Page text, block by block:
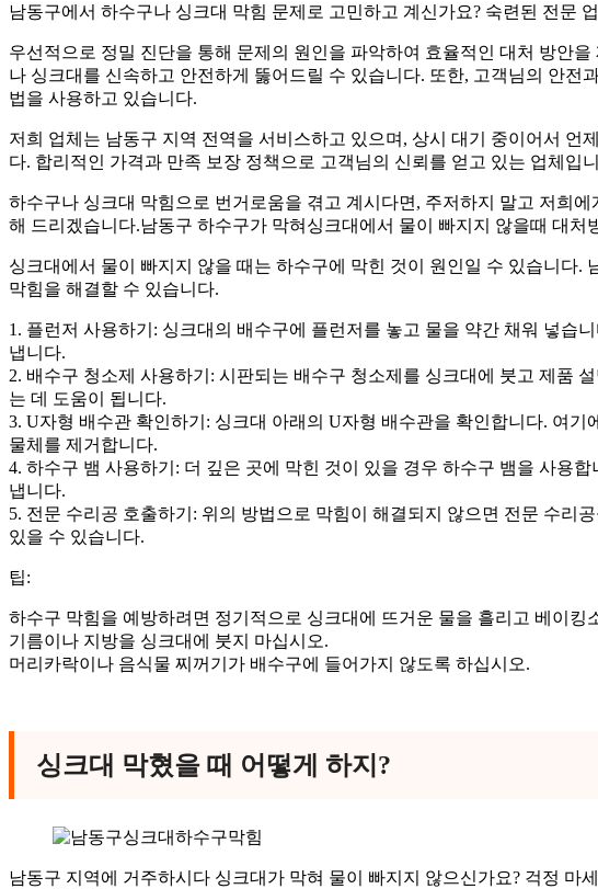
남동구에서 하수구나 싱크대 막힘 문제로 고민하고 계신가요? 숙련된 전문
우선적으로 정밀 진단을 통해 문제의 원인을 파악하여 효율적인 대처 방안
나 싱크대를 신속하고 안전하게 뚫어드릴 수 있습니다. 또한, 고객님의 안전
법을 사용하고 있습니다.
저희 업체는 남동구 지역 전역을 서비스하고 있으며, 상시 대기 중이어서 언
다. 합리적인 가격과 만족 보장 정책으로 고객님의 신뢰를 얻고 있는 업체입
하수구나 싱크대 막힘으로 번거로움을 겪고 계시다면, 주저하지 말고 저희
해 드리겠습니다.남동구 하수구가 막혀싱크대에서 물이 빠지지 않을때 대처
싱크대에서 물이 빠지지 않을 때는 하수구에 막힌 것이 원인일 수 있습니다.
막힘을 해결할 수 있습니다.
1. 플런저 사용하기: 싱크대의 배수구에 플런저를 놓고 물을 약간 채워 넣습
냅니다.
2. 배수구 청소제 사용하기: 시판되는 배수구 청소제를 싱크대에 붓고 제품
는 데 도움이 됩니다.
3. U자형 배수관 확인하기: 싱크대 아래의 U자형 배수관을 확인합니다. 여기
물체를 제거합니다.
4. 하수구 뱀 사용하기: 더 깊은 곳에 막힌 것이 있을 경우 하수구 뱀을 사용
냅니다.
5. 전문 수리공 호출하기: 위의 방법으로 막힘이 해결되지 않으면 전문 수리
있을 수 있습니다.
팁:
하수구 막힘을 예방하려면 정기적으로 싱크대에 뜨거운 물을 흘리고 베이킹
기름이나 지방을 싱크대에 붓지 마십시오.
머리카락이나 음식물 찌꺼기가 배수구에 들어가지 않도록 하십시오.
싱크대 막혔을 때 어떻게 하지?
남동구 지역에 거주하시다 싱크대가 막혀 물이 빠지지 않으신가요? 걱정 마